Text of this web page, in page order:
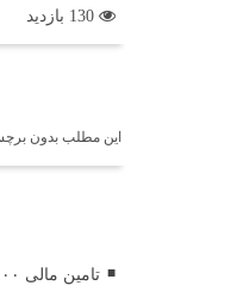
این مطلب بدون
تامین مالی ۳,۰۰۰ میلیارد تومانی مفید برای شرکت داروسازی دکتر عبیدی